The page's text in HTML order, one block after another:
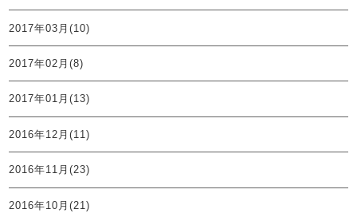
2017年03月(10)
2017年02月(8)
2017年01月(13)
2016年12月(11)
2016年11月(23)
2016年10月(21)